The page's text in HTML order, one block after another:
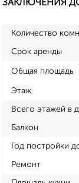
ЗАКЛЮЧЕНИЯ
Количество
Срок аренды
Общая площадь
Этаж
Всего этажей в
Балкон
Год постройки
Ремонт